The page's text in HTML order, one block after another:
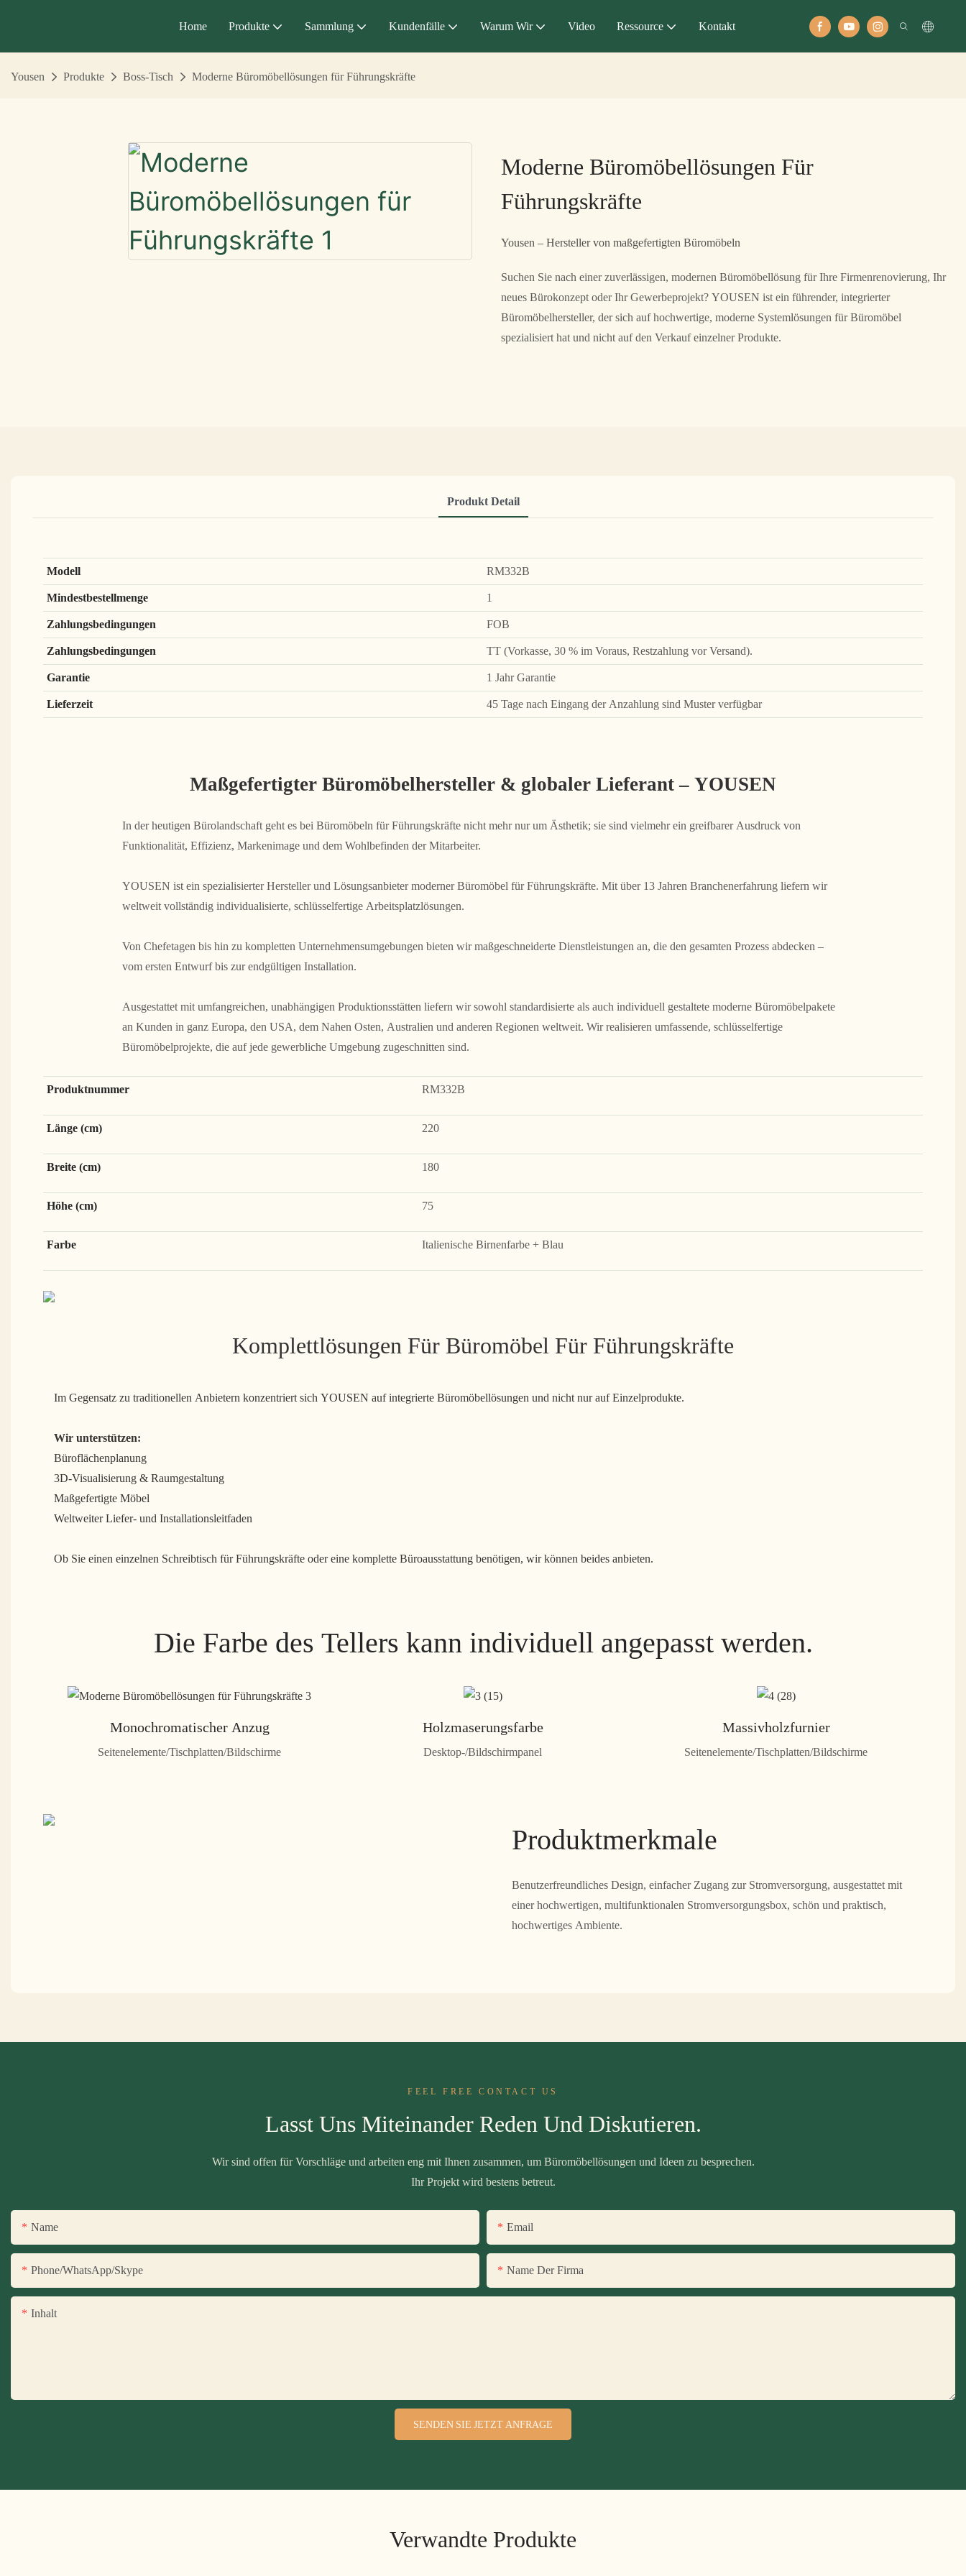
Home Produkte Sammlung Kundenfälle Warum Wir Video Ressource Kontakt
Yousen Produkte Boss-Tisch Moderne Büromöbellösungen für Führungskräfte
Moderne Büromöbellösungen Für
Führungskräfte
Yousen – Hersteller von maßgefertigten Büromöbeln
Suchen Sie nach einer zuverlässigen, modernen Büromöbellösung für Ihre Firmenrenovierung, Ihr
neues Bürokonzept oder Ihr Gewerbeprojekt? YOUSEN ist ein führender, integrierter
Büromöbelhersteller, der sich auf hochwertige, moderne Systemlösungen für Büromöbel
spezialisiert hat und nicht auf den Verkauf einzelner Produkte.
Produkt Detail
Modell
RM332B
Mindestbestellmenge
1
Zahlungsbedingungen
FOB
Zahlungsbedingungen
TT (Vorkasse, 30 % im Voraus, Restzahlung vor Versand).
Garantie
1 Jahr Garantie
Lieferzeit
45 Tage nach Eingang der Anzahlung sind Muster verfügbar
Maßgefertigter Büromöbelhersteller & globaler Lieferant – YOUSEN
In der heutigen Bürolandschaft geht es bei Büromöbeln für Führungskräfte nicht mehr nur um Ästhetik; sie sind vielmehr ein greifbarer Ausdruck von
Funktionalität, Effizienz, Markenimage und dem Wohlbefinden der Mitarbeiter.
YOUSEN ist ein spezialisierter Hersteller und Lösungsanbieter moderner Büromöbel für Führungskräfte. Mit über 13 Jahren Branchenerfahrung liefern wir
weltweit vollständig individualisierte, schlüsselfertige Arbeitsplatzlösungen.
Von Chefetagen bis hin zu kompletten Unternehmensumgebungen bieten wir maßgeschneiderte Dienstleistungen an, die den gesamten Prozess abdecken –
vom ersten Entwurf bis zur endgültigen Installation.
Ausgestattet mit umfangreichen, unabhängigen Produktionsstätten liefern wir sowohl standardisierte als auch individuell gestaltete moderne Büromöbelpakete
an Kunden in ganz Europa, den USA, dem Nahen Osten, Australien und anderen Regionen weltweit. Wir realisieren umfassende, schlüsselfertige
Büromöbelprojekte, die auf jede gewerbliche Umgebung zugeschnitten sind.
Produktnummer RM332B
Länge (cm) 220
Breite (cm) 180
Höhe (cm) 75
Farbe Italienische Birnenfarbe + Blau
Komplettlösungen Für Büromöbel Für Führungskräfte
Im Gegensatz zu traditionellen Anbietern konzentriert sich YOUSEN auf integrierte Büromöbellösungen und nicht nur auf Einzelprodukte.
Wir unterstützen:
Büroflächenplanung
3D-Visualisierung & Raumgestaltung
Maßgefertigte Möbel
Weltweiter Liefer- und Installationsleitfaden
Ob Sie einen einzelnen Schreibtisch für Führungskräfte oder eine komplette Büroausstattung benötigen, wir können beides anbieten.
Die Farbe des Tellers kann individuell angepasst werden.
Monochromatischer Anzug
Seitenelemente/Tischplatten/Bildschirme
Holzmaserungsfarbe
Desktop-/Bildschirmpanel
Massivholzfurnier
Seitenelemente/Tischplatten/Bildschirme
Produktmerkmale
Benutzerfreundliches Design, einfacher Zugang zur Stromversorgung, ausgestattet mit
einer hochwertigen, multifunktionalen Stromversorgungsbox, schön und praktisch,
hochwertiges Ambiente.
FEEL FREE CONTACT US
Lasst Uns Miteinander Reden Und Diskutieren.
Wir sind offen für Vorschläge und arbeiten eng mit Ihnen zusammen, um Büromöbellösungen und Ideen zu besprechen.
Ihr Projekt wird bestens betreut.
Name Email
Phone/WhatsApp/Skype Name Der Firma
Inhalt
SENDEN SIE JETZT ANFRAGE
Verwandte Produkte